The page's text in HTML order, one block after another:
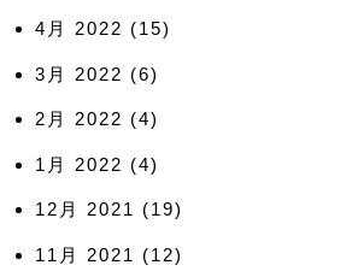
4月 2022 (15)
3月 2022 (6)
2月 2022 (4)
1月 2022 (4)
12月 2021 (19)
11月 2021 (12)